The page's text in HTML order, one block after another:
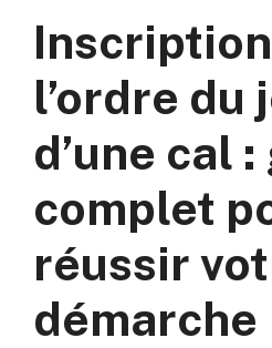
l’ordre du
d’une cal
complet
réussir
démarche